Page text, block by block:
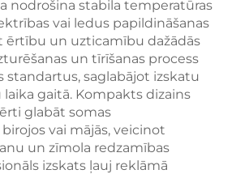
nodrošina stabila temperatūras
vai ledus papildināšanas
ērtību un uzticamību dažādās
un tīrīšanas process
standartus, saglabājot izskatu
gaitā. Kompakts dizains
glabāt somas
vai mājās, veicinot
un zīmola redzamības
izskats ļauj reklāmā